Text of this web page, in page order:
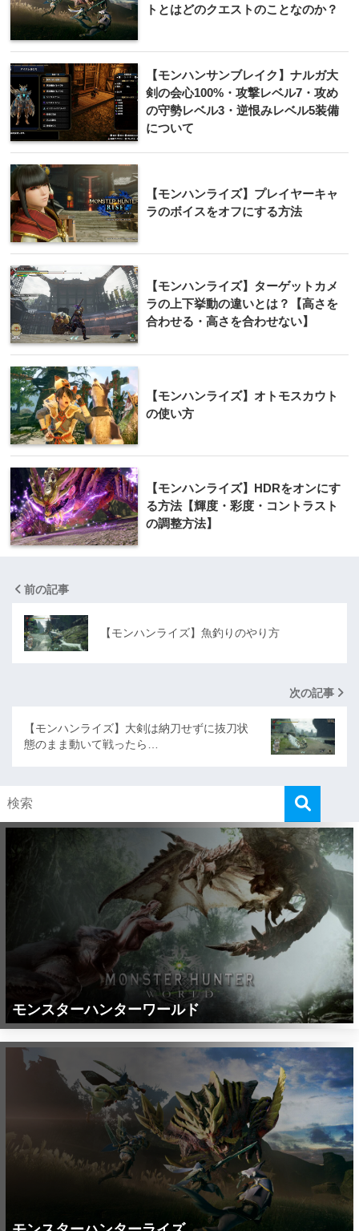
トとはどのクエストのことなのか？
【モンハンサンブレイク】ナルガ大
剣の会心100%・攻撃レベル7・攻め
の守勢レベル3・逆恨みレベル5装備
について
【モンハンライズ】プレイヤーキャ
ラのボイスをオフにする方法
【モンハンライズ】ターゲットカメ
ラの上下挙動の違いとは？【高さを
合わせる・高さを合わせない】
【モンハンライズ】オトモスカウト
の使い方
【モンハンライズ】HDRをオンにす
る方法【輝度・彩度・コントラスト
の調整方法】
前の記事
【モンハンライズ】魚釣りのやり方
次の記事
【モンハンライズ】大剣は納刀せずに抜刀状
態のまま動いて戦ったら…
モンスターハンターワールド